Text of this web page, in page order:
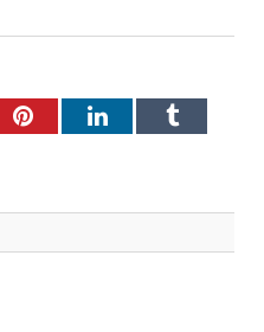
PinterestLinkedInTumblr